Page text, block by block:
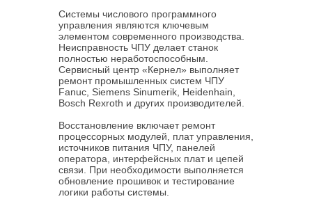
Системы числового программного
управления являются ключевым
элементом современного производства.
Неисправность ЧПУ делает станок
полностью неработоспособным.
Сервисный центр «Кернел» выполняет
ремонт промышленных систем ЧПУ
Fanuc, Siemens Sinumerik, Heidenhain,
Bosch Rexroth и других производителей.
Восстановление включает ремонт
процессорных модулей, плат управления,
источников питания ЧПУ, панелей
оператора, интерфейсных плат и цепей
связи. При необходимости выполняется
обновление прошивок и тестирование
логики работы системы.